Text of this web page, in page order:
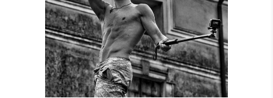
DIURNI E
NOTTURNI